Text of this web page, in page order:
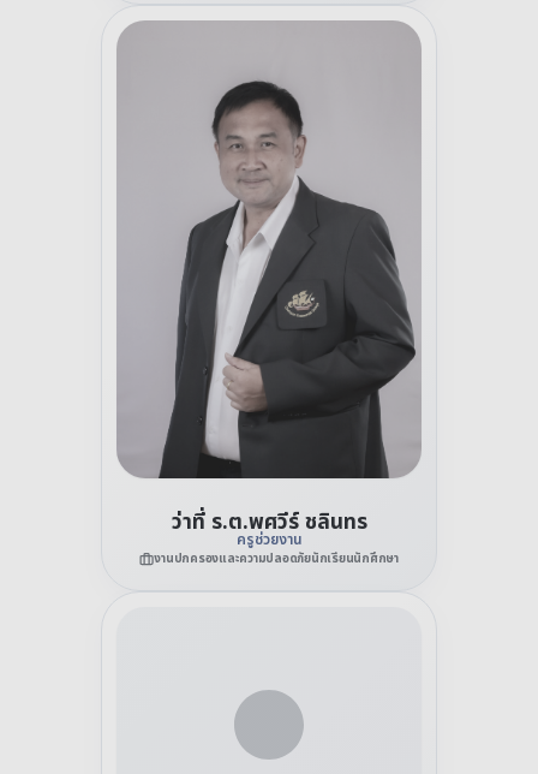
ว่าที่ ร.ต.พศวีร์ ชลินทร
ครูช่วยงาน
งานปกครองและความปลอดภัยนักเรียนนักศึกษา